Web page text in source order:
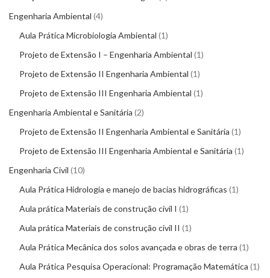
Engenharia Ambiental 4
Aula Prática Microbiologia Ambiental 1
Projeto de Extensão I – Engenharia Ambiental 1
Projeto de Extensão II Engenharia Ambiental 1
Projeto de Extensão III Engenharia Ambiental 1
Engenharia Ambiental e Sanitária 2
Projeto de Extensão II Engenharia Ambiental e Sanitária 1
Projeto de Extensão III Engenharia Ambiental e Sanitária 1
Engenharia Civil 10
Aula Prática Hidrologia e manejo de bacias hidrográficas 1
Aula prática Materiais de construção civil I 1
Aula prática Materiais de construção civil II 1
Aula Prática Mecânica dos solos avançada e obras de terra 1
Aula Prática Pesquisa Operacional: Programação Matemática 1